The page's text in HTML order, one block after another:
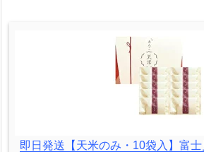
即日発送【天米のみ・10袋入】富